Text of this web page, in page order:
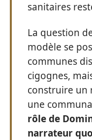
sanitaires
La question
modèle se
communes
cigognes,
construire un
une
rôle de
narrateur